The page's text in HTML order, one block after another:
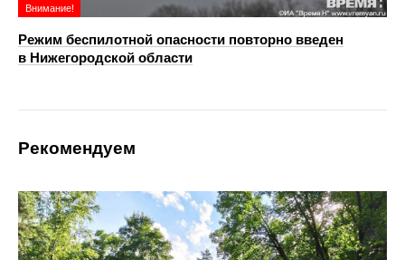
Внимание!
Режим беспилотной опасности повторно введен
в Нижегородской области
Рекомендуем